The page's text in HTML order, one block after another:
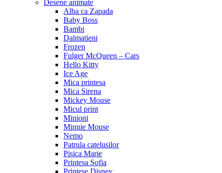
Desene animate
Alba ca Zapada
Baby Boss
Bambi
Dalmatieni
Frozen
Fulger McQueen – Cars
Hello Kitty
Ice Age
Mica printesa
Mica Sirena
Mickey Mouse
Micul print
Minioni
Minnie Mouse
Nemo
Patrula catelusilor
Pisica Marie
Printesa Sofia
Printese Disney